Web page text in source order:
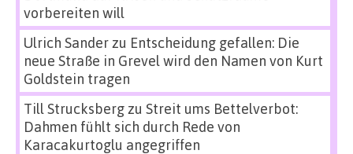
vorbereiten will
Ulrich Sanderzu Entscheidung gefallen: Die
neue Straße in Grevel wird den Namen von Kurt
Goldstein tragen
Till Strucksbergzu Streit ums Bettelverbot:
Dahmen fühlt sich durch Rede von
Karacakurtoglu angegriffen